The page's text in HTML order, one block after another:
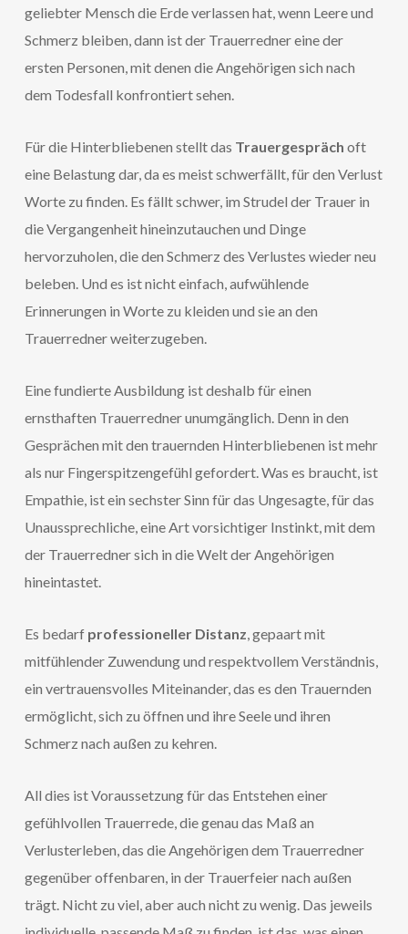
geliebter Mensch die Erde verlassen hat, wenn Leere und
Schmerz bleiben, dann ist der Trauerredner eine der
ersten Personen, mit denen die Angehörigen sich nach
dem Todesfall konfrontiert sehen.
Für die Hinterbliebenen stellt das Trauergespräch oft
eine Belastung dar, da es meist schwerfällt, für den Verlust
Worte zu finden. Es fällt schwer, im Strudel der Trauer in
die Vergangenheit hineinzutauchen und Dinge
hervorzuholen, die den Schmerz des Verlustes wieder neu
beleben. Und es ist nicht einfach, aufwühlende
Erinnerungen in Worte zu kleiden und sie an den
Trauerredner weiterzugeben.
Eine fundierte Ausbildung ist deshalb für einen
ernsthaften Trauerredner unumgänglich. Denn in den
Gesprächen mit den trauernden Hinterbliebenen ist mehr
als nur Fingerspitzengefühl gefordert. Was es braucht, ist
Empathie, ist ein sechster Sinn für das Ungesagte, für das
Unaussprechliche, eine Art vorsichtiger Instinkt, mit dem
der Trauerredner sich in die Welt der Angehörigen
hineintastet.
Es bedarf professioneller Distanz, gepaart mit
mitfühlender Zuwendung und respektvollem Verständnis,
ein vertrauensvolles Miteinander, das es den Trauernden
ermöglicht, sich zu öffnen und ihre Seele und ihren
Schmerz nach außen zu kehren.
All dies ist Voraussetzung für das Entstehen einer
gefühlvollen Trauerrede, die genau das Maß an
Verlusterleben, das die Angehörigen dem Trauerredner
gegenüber offenbaren, in der Trauerfeier nach außen
trägt. Nicht zu viel, aber auch nicht zu wenig. Das jeweils